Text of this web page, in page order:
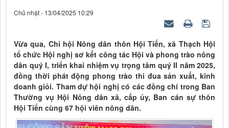
Chủ nhật - 13/04/2025 10:29
Vừa qua, Chi hội Nông dân thôn Hội Tiến, xã Thạch Hội
tổ chức Hội nghị sơ kết công tác Hội và phong trào nông
dân quý I, triển khai nhiệm vụ trọng tâm quý II năm 2025,
đồng thời phát động phong trào thi đua sản xuất, kinh
doanh giỏi. Tham dự hội nghị có các đồng chí trong Ban
Thường vụ Hội Nông dân xã, cấp ủy, Ban cán sự thôn
Hội Tiến cùng 67 hội viên nông dân.